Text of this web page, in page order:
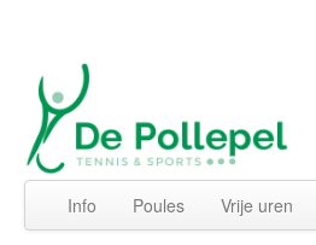
Info Poules Vrije uren